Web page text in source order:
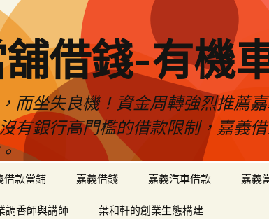
借錢-有機
而坐失良機！資金周轉強烈推薦
有銀行高門檻的借款限制，嘉義
借款當鋪 嘉義借錢 嘉義汽車借款 嘉義
調香師與講師 葉和軒的創業生態構建